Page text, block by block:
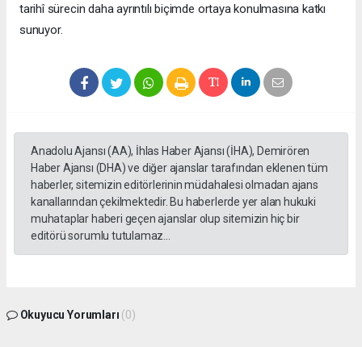
tarihî sürecin daha ayrıntılı biçimde ortaya konulmasına katkı
sunuyor.
Anadolu Ajansı (AA), İhlas Haber Ajansı (İHA), Demirören
Haber Ajansı (DHA) ve diğer ajanslar tarafından eklenen tüm
haberler, sitemizin editörlerinin müdahalesi olmadan ajans
kanallarından çekilmektedir. Bu haberlerde yer alan hukuki
muhataplar haberi geçen ajanslar olup sitemizin hiç bir
editörü sorumlu tutulamaz...
Okuyucu Yorumları (0)